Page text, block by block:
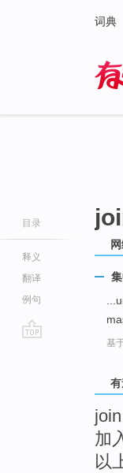
词典
目录
释义
翻译
例句
基
加
以